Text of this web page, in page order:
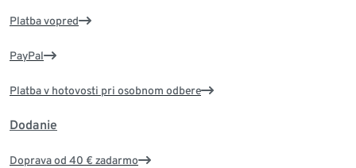
Platba vopred
PayPal
Platba v hotovosti pri osobnom odbere
Dodanie
Doprava od 40 € zadarmo